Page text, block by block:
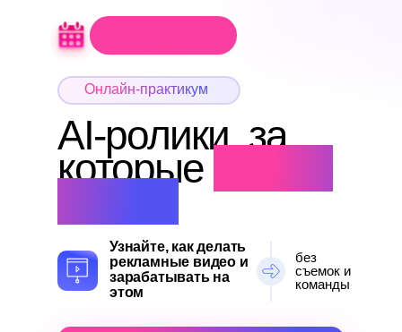
AI-ролики, за
которые
Узнайте, как делать
рекламные видео и
зарабатывать на
этом
Онлайн-практикум
без
съемок и
команды